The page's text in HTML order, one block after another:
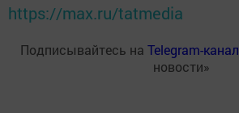
https://max.ru/tatmedia
Подписывайтесь на Telegram-канал
новости»